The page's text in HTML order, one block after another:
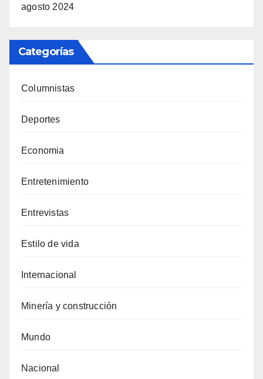
agosto 2024
Categorías
Columnistas
Deportes
Economia
Entretenimiento
Entrevistas
Estilo de vida
Internacional
Minería y construcción
Mundo
Nacional